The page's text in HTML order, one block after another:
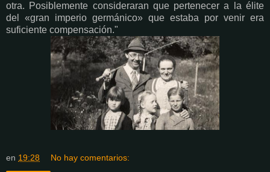
otra. Posiblemente consideraran que pertenecer a la élite
del «gran imperio germánico» que estaba por venir era
suficiente compensación."
en 19:28 No hay comentarios: